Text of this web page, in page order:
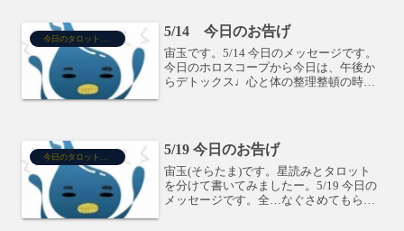
が変わりそう...
5/14 今日のお告げ
宙玉です。5/14 今日のメッセージです。
今日のホロスコープから今日は、午後か
らデトックス♩心と体の整理整頓の時間
座…それは無謀だ。...
今日のタロット占い 5/19 今日のお告げ
宙玉(そらたま)です。星読みとタロット
を分けて書いてみましたー。5/19 今日の
メッセージです。全…なぐさめてもらえ